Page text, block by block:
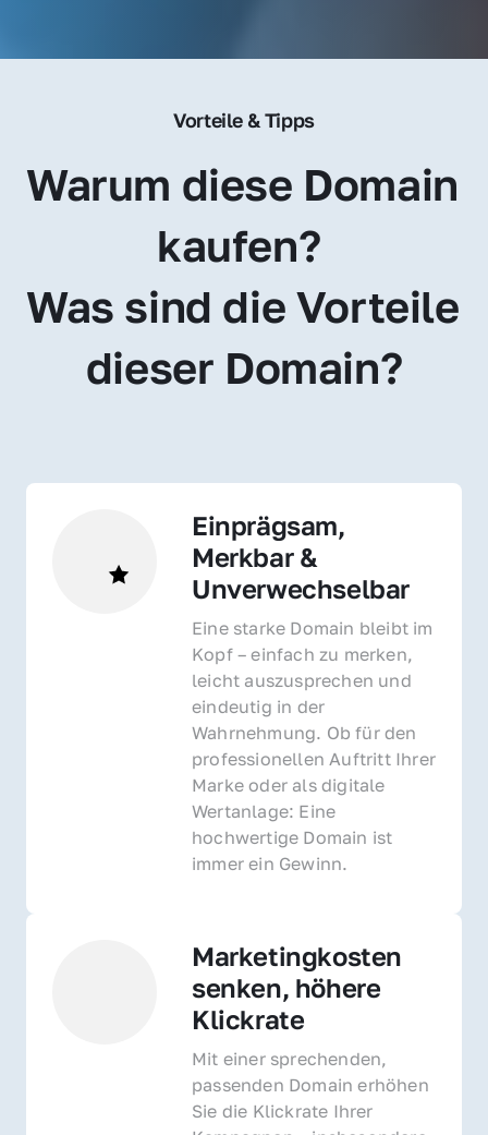
Vorteile & Tipps
Warum diese Domain
kaufen?
Was sind die Vorteile
dieser Domain?
Einprägsam,
Merkbar &
Unverwechselbar
Eine starke Domain bleibt im
Kopf – einfach zu merken,
leicht auszusprechen und
eindeutig in der
Wahrnehmung. Ob für den
professionellen Auftritt Ihrer
Marke oder als digitale
Wertanlage: Eine
hochwertige Domain ist
immer ein Gewinn.
Marketingkosten
senken, höhere
Klickrate
Mit einer sprechenden,
passenden Domain erhöhen
Sie die Klickrate Ihrer